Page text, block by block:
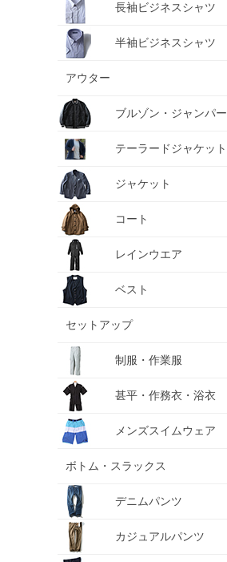
長袖ビジネスシャツ
半袖ビジネスシャツ
アウター
ブルゾン・ジャンパー
テーラードジャケット
ジャケット
コート
レインウエア
ベスト
セットアップ
制服・作業服
甚平・作務衣・浴衣
メンズスイムウェア
ボトム・スラックス
デニムパンツ
カジュアルパンツ